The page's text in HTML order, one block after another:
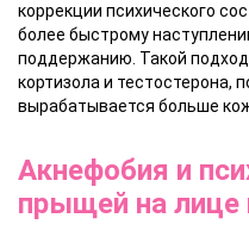
коррекции психического
более быстрому
поддержанию. Такой
кортизола и тестостерона,
вырабатывается больше
Акнефобия и
прыщей на лице